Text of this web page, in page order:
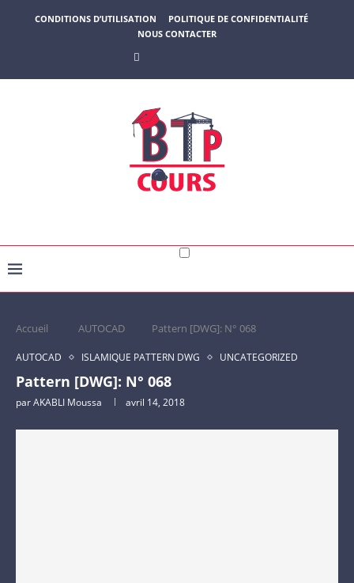
CONDITIONS D’UTILISATION
POLITIQUE DE CONFIDENTIALITÉ
NOUS CONTACTER
Accueil AUTOCAD Pattern [DWG]: N° 068
AUTOCAD ISLAMIQUE PATTERN DWG UNCATEGORIZED
Pattern [DWG]: N° 068
parAKABLI Moussa avril 14, 2018